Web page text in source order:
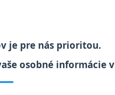
je pre nás prioritou.
osobné informácie v